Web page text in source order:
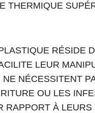
THERMIQUE
RÉSIDE
LEUR
NÉCESSITENT
OU LES
RAPPORT À